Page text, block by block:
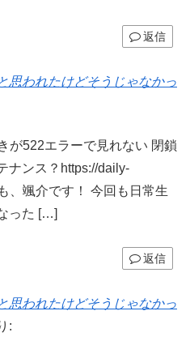
返信
思われたけどそうじゃなかっ
522エラーで見れない 閉鎖
ナンス？https://daily-
、颯介です！ 今回も日常生
った […]
返信
思われたけどそうじゃなかっ
: